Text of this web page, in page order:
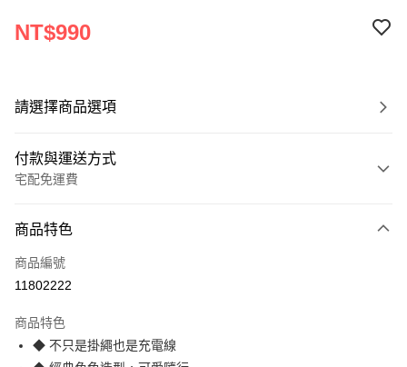
NT$990
請選擇商品選項
付款與運送方式
宅配免運費
全家線上支付
運送方式
本島宅配-活動商品
免運費
商品特色
商品編號
11802222
商品特色
◆ 不只是掛繩也是充電線